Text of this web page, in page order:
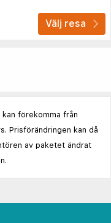
Välj resa
förekomma från
Prisförändringen kan då
av paketet ändrat